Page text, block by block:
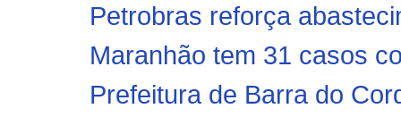
Petrobras reforça
Maranhão tem 31 casos
Prefeitura de Barra do